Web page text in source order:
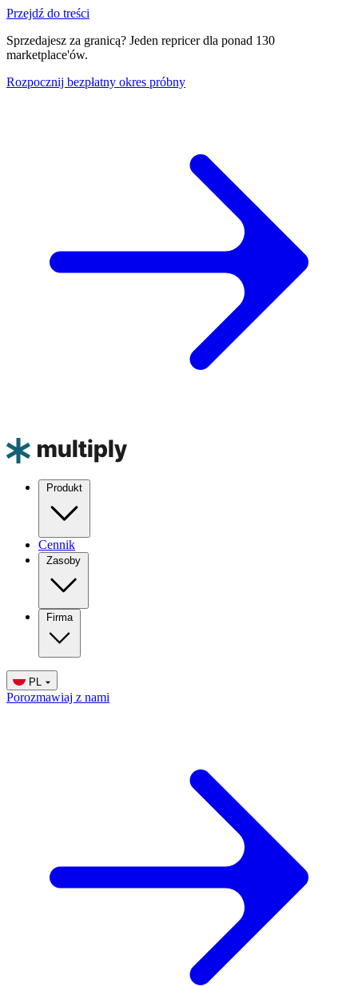
Przejdź do treści
Sprzedajesz za granicą? Jeden repricer dla ponad 130
marketplace'ów.
Rozpocznij bezpłatny okres próbny
Produkt
Cennik
Zasoby
Firma
PL
Porozmawiaj z nami